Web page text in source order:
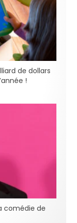
de dollars
!
comédie de